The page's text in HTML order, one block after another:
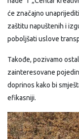
će značajno
zaštitu napuštenih i
poboljšati uslove
Takođe, pozivamo
zainteresovane
doprinos kako bi
efikasniji.